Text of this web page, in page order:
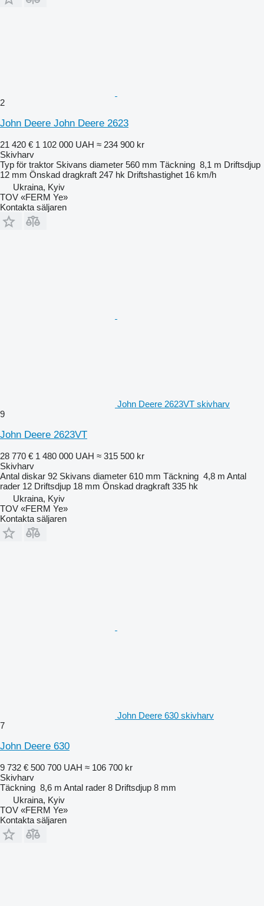
2
John Deere John Deere 2623
21 420 € 1 102 000 UAH ≈ 234 900 kr
Skivharv
Typ för traktor Skivans diameter 560 mm Täckning 8,1 m Driftsdjup
12 mm Önskad dragkraft 247 hk Driftshastighet 16 km/h
Ukraina, Kyiv
TOV «FERM Ye»
Kontakta säljaren
John Deere 2623VT skivharv
9
John Deere 2623VT
28 770 € 1 480 000 UAH ≈ 315 500 kr
Skivharv
Antal diskar 92 Skivans diameter 610 mm Täckning 4,8 m Antal
rader 12 Driftsdjup 18 mm Önskad dragkraft 335 hk
Ukraina, Kyiv
TOV «FERM Ye»
Kontakta säljaren
John Deere 630 skivharv
7
John Deere 630
9 732 € 500 700 UAH ≈ 106 700 kr
Skivharv
Täckning 8,6 m Antal rader 8 Driftsdjup 8 mm
Ukraina, Kyiv
TOV «FERM Ye»
Kontakta säljaren